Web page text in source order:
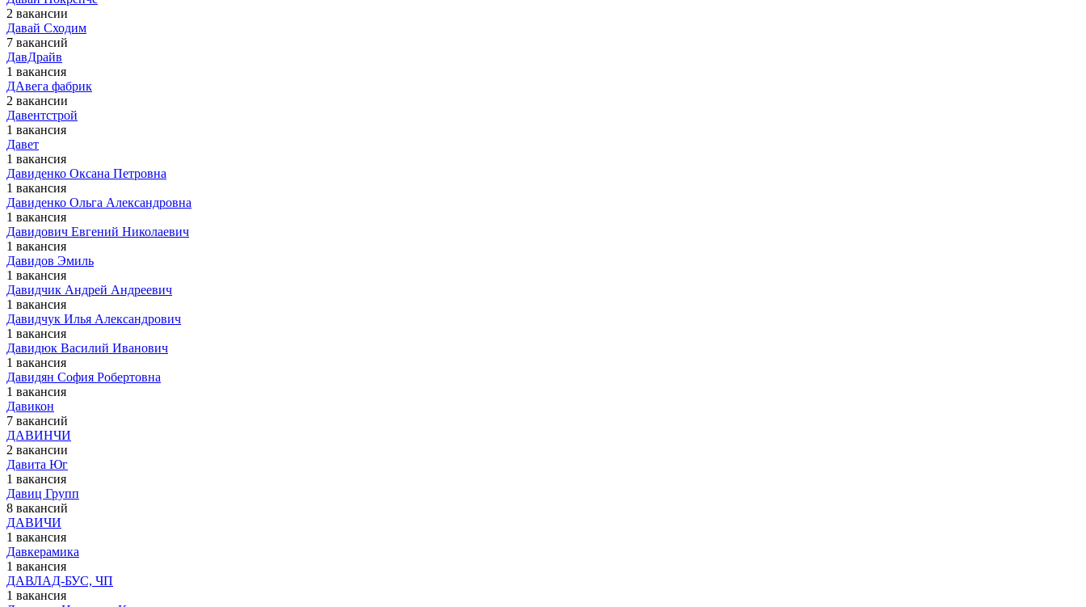
2 вакансии
Давай Сходим
7 вакансий
ДавДрайв
1 вакансия
ДАвега фабрик
2 вакансии
Давентстрой
1 вакансия
Давет
1 вакансия
Давиденко Оксана Петровна
1 вакансия
Давиденко Ольга Александровна
1 вакансия
Давидович Евгений Николаевич
1 вакансия
Давидов Эмиль
1 вакансия
Давидчик Андрей Андреевич
1 вакансия
Давидчук Илья Александрович
1 вакансия
Давидюк Василий Иванович
1 вакансия
Давидян София Робертовна
1 вакансия
Давикон
7 вакансий
ДАВИНЧИ
2 вакансии
Давита Юг
1 вакансия
Давиц Групп
8 вакансий
ДАВИЧИ
1 вакансия
Давкерамика
1 вакансия
ДАВЛАД-БУС, ЧП
1 вакансия